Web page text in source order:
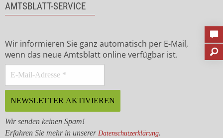
AMTSBLATT-SERVICE
Wir informieren Sie ganz automatisch per E-Mail,
wenn das neue Amtsblatt online verfügbar ist.
Wir senden keinen Spam!
Erfahren Sie mehr in unserer Datenschutzerklärung.